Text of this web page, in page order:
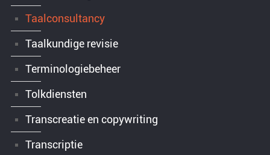
Taalconsultancy
Taalkundige revisie
Terminologiebeheer
Tolkdiensten
Transcreatie en copywriting
Transcriptie